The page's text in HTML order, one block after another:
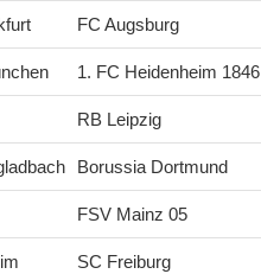
FC Augsburg
1. FC Heidenheim 1846
RB Leipzig
Borussia Dortmund
FSV Mainz 05
SC Freiburg